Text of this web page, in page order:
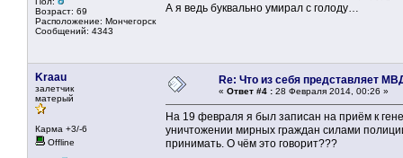
Возраст: 69
Расположение: Мончегорск
Сообщений: 4343
А я ведь буквально умирал с голоду…
Kraau
залетчик
матерый
Карма +3/-6
Offline
Re: Что из себя представляет
« Ответ #4 : 28 Февраля 2014, 00:26 »
На 19 февраля я был записан на приём к
уничтожении мирных граждан силами
принимать. О чём это говорит???